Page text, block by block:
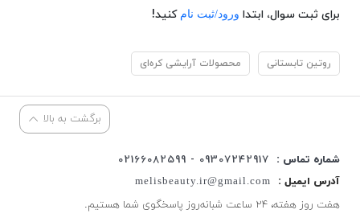
برای ثبت سوال، ابتدا ورود/ثبت نام کنید!
روتین تابستانی محصولات آرایشی کره‌ای
برگشت به بالا
شماره تماس :
09307242917 - 02166082599
آدرس ایمیل :
melisbeauty.ir@gmail.com
هفت روز هفته، ۲۴ ساعت شبانه‌روز پاسخگوی شما هستیم.